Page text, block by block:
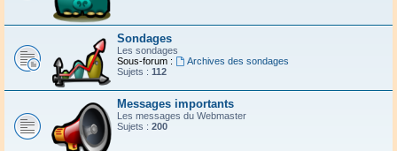
Sondages
Les sondages
Sous-forum :
Archives des sondages
Sujets : 112
Messages importants
Les messages du Webmaster
Sujets : 200